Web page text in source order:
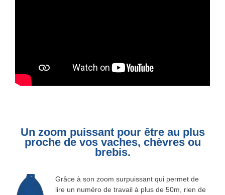
Un zoom puissant pour être au plus
proche de vos vaches, chèvres ou
brebis.
Grâce à son zoom surpuissant qui permet de
lire un numéro de travail à plus de 50m, rien de